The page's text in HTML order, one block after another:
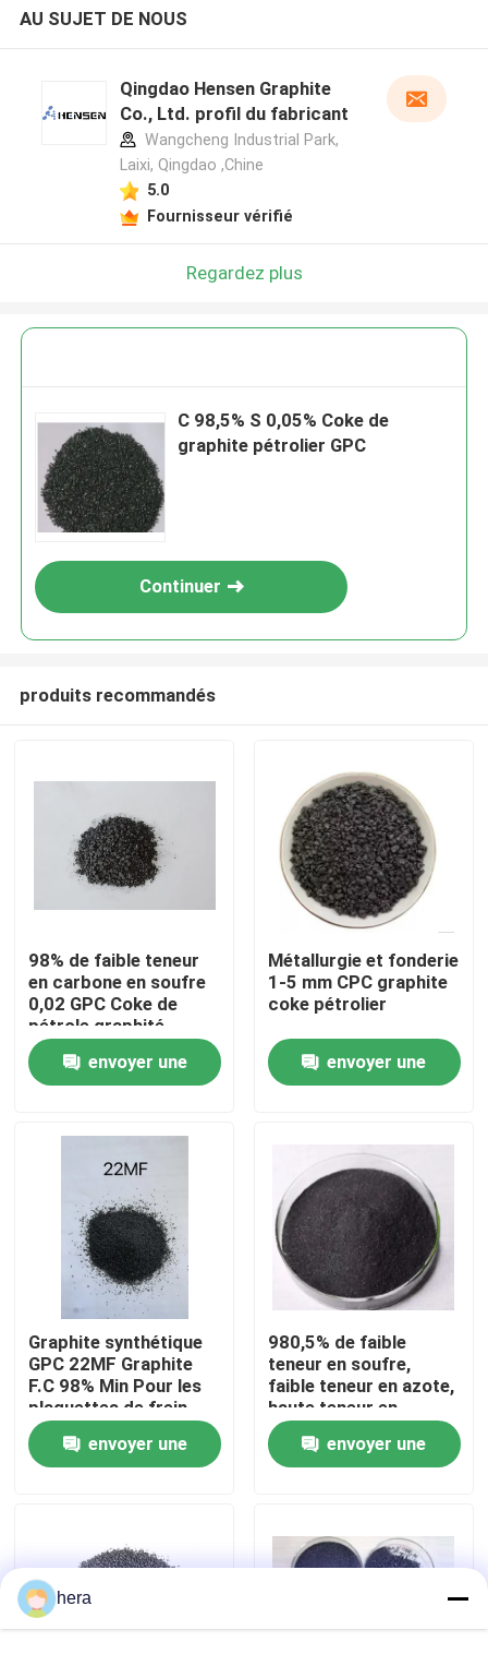
Maison
Produits
Au sujet de nous
Visite d'usine
Contrôle de qualité
Contactez-nous
Nouvelles
Matière première de graphite
AU SUJET DE NOUS
Qingdao Hensen Graphite
Co., Ltd. profil du fabricant
Wangcheng Industrial Park,
Laixi, Qingdao ,Chine
5.0
Fournisseur vérifié
Regardez plus
C 98,5% S 0,05% Coke de
graphite pétrolier GPC
Continuer
produits recommandés
98% de faible teneur
en carbone en soufre
0,02 GPC Coke de
pétrole graphité
envoyer une
Métallurgie et fonderie
1-5 mm CPC graphite
coke pétrolier
envoyer une
Graphite synthétique
GPC 22MF Graphite
F.C 98% Min Pour les
plaquettes de frein
haut de gamme
envoyer une
980,5% de faible
teneur en soufre,
faible teneur en azote,
haute teneur en
carbone et graphite
de qualitéenvoyer une
hera